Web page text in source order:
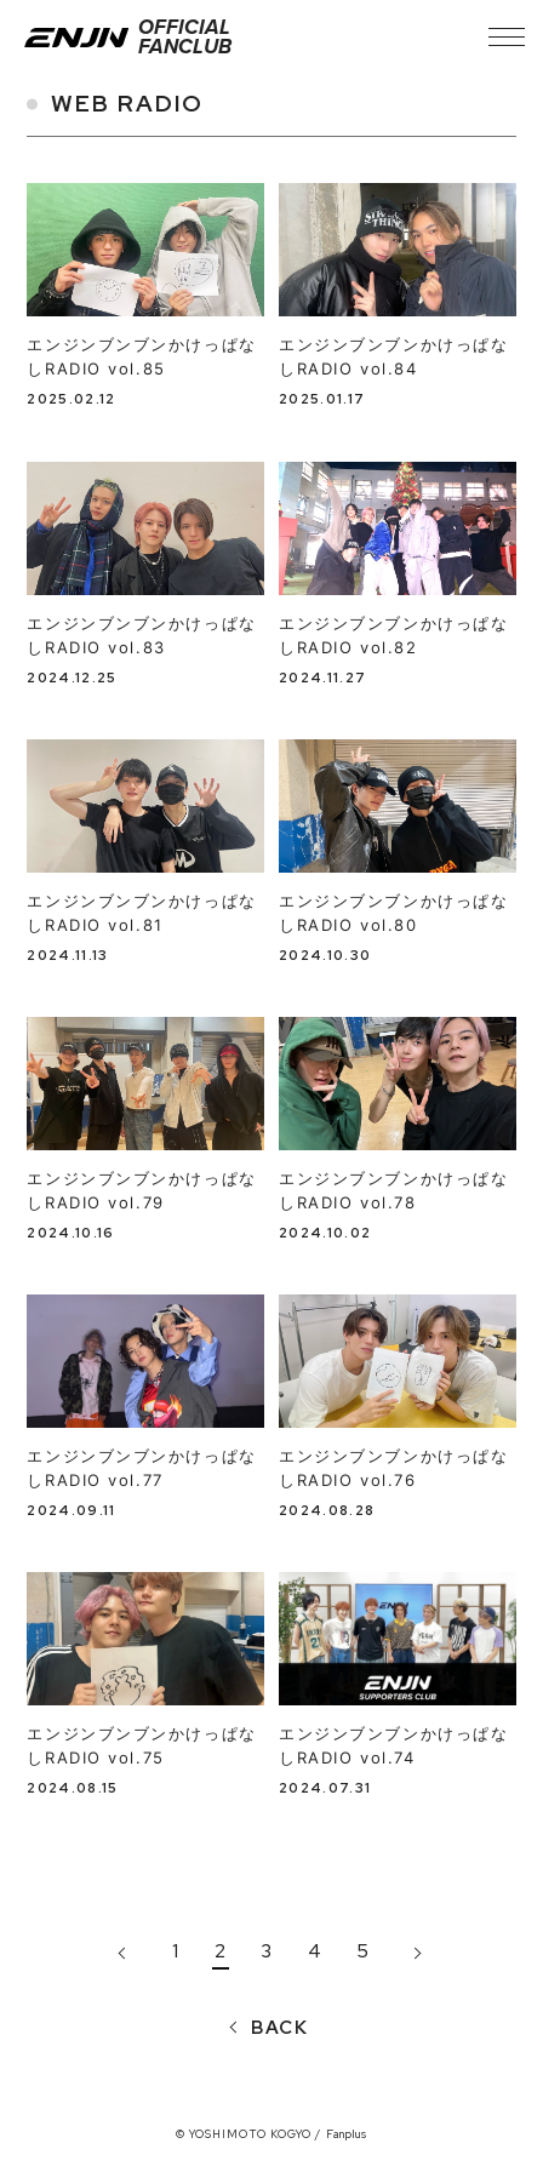
OFFICIAL
FANCLUB
INFORMATION
TICKET
MOVIE
WEB RADIO
MEMBERS BLOG
STAFF BLOG
SPECIAL
WEB RADIO
エンジンブンブンかけっぱな
しRADIO vol.85
2025.02.12
エンジンブンブンかけっぱな
しRADIO vol.84
2025.01.17
エンジンブンブンかけっぱな
しRADIO vol.83
2024.12.25
エンジンブンブンかけっぱな
しRADIO vol.82
2024.11.27
エンジンブンブンかけっぱな
しRADIO vol.81
2024.11.13
エンジンブンブンかけっぱな
しRADIO vol.80
2024.10.30
エンジンブンブンかけっぱな
しRADIO vol.79
2024.10.16
エンジンブンブンかけっぱな
しRADIO vol.78
2024.10.02
エンジンブンブンかけっぱな
しRADIO vol.77
2024.09.11
エンジンブンブンかけっぱな
しRADIO vol.76
2024.08.28
エンジンブンブンかけっぱな
しRADIO vol.75
2024.08.15
エンジンブンブンかけっぱな
しRADIO vol.74
2024.07.31
1 2 3 4 5
BACK
© YOSHIMOTO KOGYO / Fanplus